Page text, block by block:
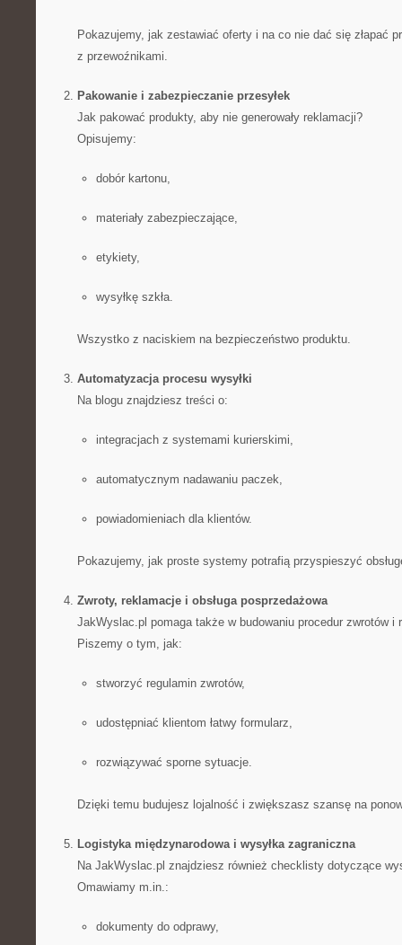
Pokazujemy, jak zestawiać oferty i na co nie dać się złapać
z przewoźnikami.
Pakowanie i zabezpieczanie przesyłek
Jak pakować produkty, aby nie generowały reklamacji?
Opisujemy:
dobór kartonu,
materiały zabezpieczające,
etykiety,
wysyłkę szkła.
Wszystko z naciskiem na bezpieczeństwo produktu.
Automatyzacja procesu wysyłki
Na blogu znajdziesz treści o:
integracjach z systemami kurierskimi,
automatycznym nadawaniu paczek,
powiadomieniach dla klientów.
Pokazujemy, jak proste systemy potrafią przyspieszyć
Zwroty, reklamacje i obsługa posprzedażowa
JakWyslac.pl pomaga także w budowaniu procedur zwrotów i
Piszemy o tym, jak:
stworzyć regulamin zwrotów,
udostępniać klientom łatwy formularz,
rozwiązywać sporne sytuacje.
Dzięki temu budujesz lojalność i zwiększasz szansę na
Logistyka międzynarodowa i wysyłka zagraniczna
Na JakWyslac.pl znajdziesz również checklisty dotyczące
Omawiamy m.in.:
dokumenty do odprawy,